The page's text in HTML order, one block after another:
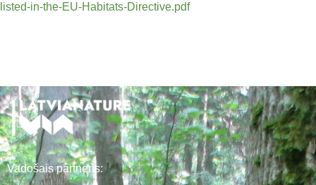
listed-in-the-EU-Habitats-Directive.pdf
Vadošais partneris: